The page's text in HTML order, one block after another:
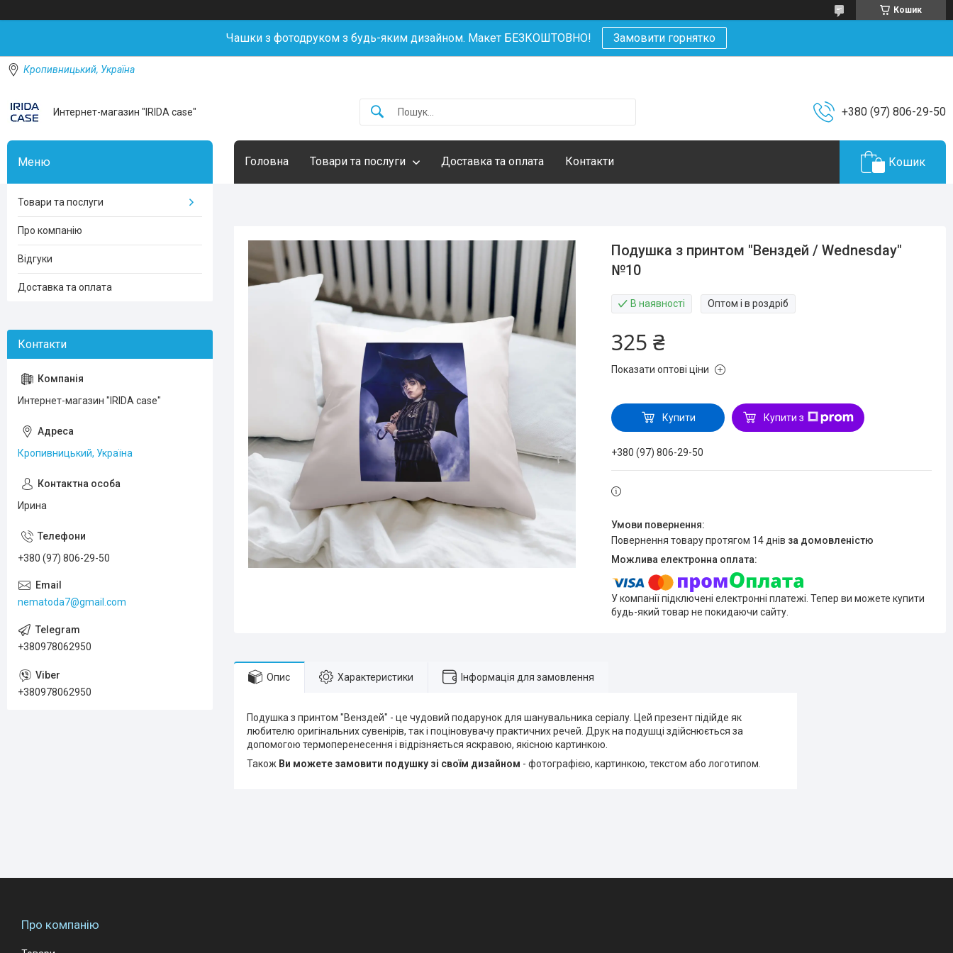
Кошик
Чашки з фотодруком з будь-яким дизайном. Макет БЕЗКОШТОВНО! Замовити горнятко
Кропивницький, Україна
Интернет-магазин "IRIDA case" +380 (97) 806-29-50
Головна Товари та послуги Доставка та оплата Контакти Кошик
Подушка з принтом "Венздей / Wednesday"
№10
В наявності Оптом і в роздріб
325 ₴
Показати оптові ціни
Купити Купити з
+380 (97) 806-29-50
повернення товару протягом 14 днів за домовленістю
У компанії підключені електронні платежі. Тепер ви можете купити
будь-який товар не покидаючи сайту.
Опис Характеристики Інформація для замовлення
Подушка з принтом "Венздей" - це чудовий подарунок для шанувальника серіалу. Цей презент підійде як
любителю оригінальних сувенірів, так і поціновувачу практичних речей. Друк на подушці здійснюється за
допомогою термоперенесення і відрізняється яскравою, якісною картинкою.
Також Ви можете замовити подушку зі своїм дизайном - фотографією, картинкою, текстом або логотипом.
Товари та послуги
Про компанію
Відгуки
Доставка та оплата
Интернет-магазин "IRIDA case"
Кропивницький, Україна
Ирина
+380 (97) 806-29-50
nematoda7@gmail.com
+380978062950
+380978062950
Про компанію